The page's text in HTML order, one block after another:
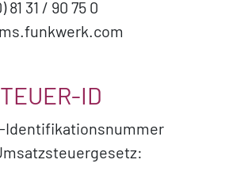
31 / 90 75 0
ID
Identifikationsnummer